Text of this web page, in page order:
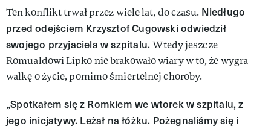
Ten konflikt trwał przez wiele lat, do czasu. Niedługo
przed odejściem Krzysztof Cugowski odwiedził
swojego przyjaciela w szpitalu.Wtedy jeszcze
Romualdowi Lipko nie brakowało wiary w to, że wygra
walkę o życie, pomimo śmiertelnej choroby.
„Spotkałem się z Romkiem we wtorek w szpitalu, z
jego inicjatywy. Leżał na łóżku. Pożegnaliśmy się i